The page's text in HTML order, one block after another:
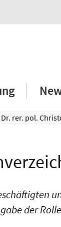
der